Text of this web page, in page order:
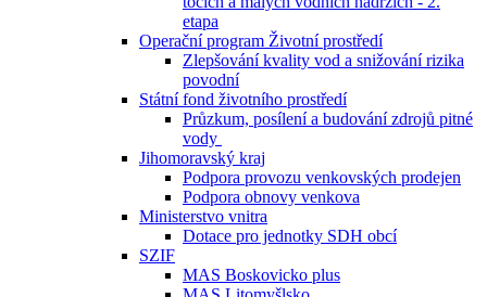
etapa
Operační program Životní prostředí
Zlepšování kvality vod a snižování rizika
povodní
Státní fond životního prostředí
Průzkum, posílení a budování zdrojů pitné
vody
Jihomoravský kraj
Podpora provozu venkovských prodejen
Podpora obnovy venkova
Ministerstvo vnitra
Dotace pro jednotky SDH obcí
SZIF
MAS Boskovicko plus